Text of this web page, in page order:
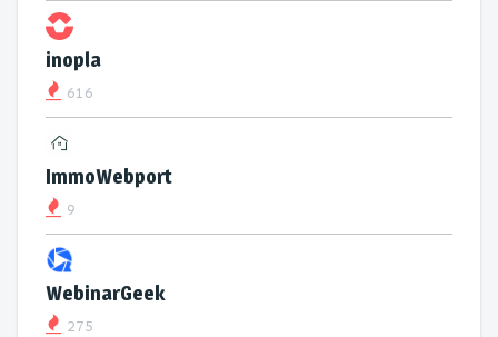
inopla
616
ImmoWebport
9
WebinarGeek
275